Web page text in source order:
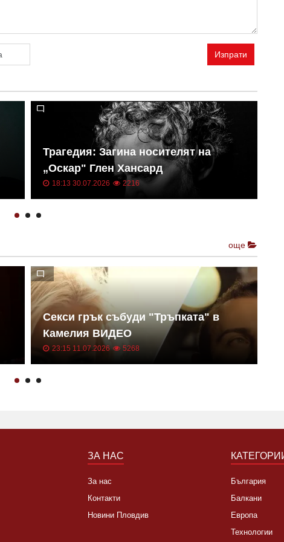
Изпрати
Трагедия: Загина носителят на
„Оскар" Глен Хансард
18:13 30.07.2026 2216
още
Секси грък събуди "Тръпката" в
Камелия ВИДЕО
23:15 11.07.2026 5268
ЗА НАС
За нас
Контакти
Новини Пловдив
България
Балкани
Европа
Технологии